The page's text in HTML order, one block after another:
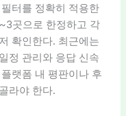
터를 정확히 적용한
곳으로 한정하고 각
확인한다. 최근에는
정 관리와 응답 신속
랫폼 내 평판이나 후
라야 한다.